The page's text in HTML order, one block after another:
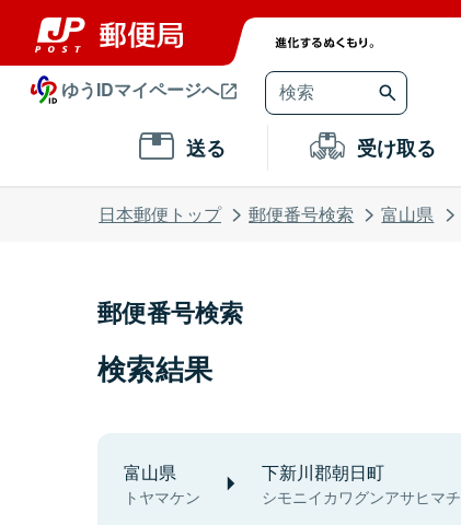
ゆうIDマイページへ
送る 受け取る
日本郵便トップ 郵便番号検索 富山県
郵便番号検索
検索結果
富山県
トヤマケン
下新川郡朝日町
シモニイカワグンアサヒマチ